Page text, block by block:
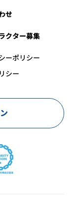
せ
クター募集
ーポリシー
シー